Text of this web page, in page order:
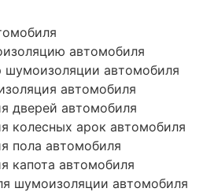
автомобиля
шумоизоляции автомобиля
автомобиля
дверей автомобиля
колесных арок автомобиля
пола автомобиля
капота автомобиля
шумоизоляции автомобиля